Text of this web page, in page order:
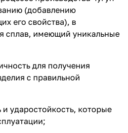
(добавлению
его свойства), в
сплав, имеющий уникальные
для получения
с правильной
ударостойкость, которые